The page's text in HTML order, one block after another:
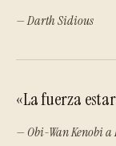
— Darth Sidious
«La fuerza
— Obi-Wan Kenobi